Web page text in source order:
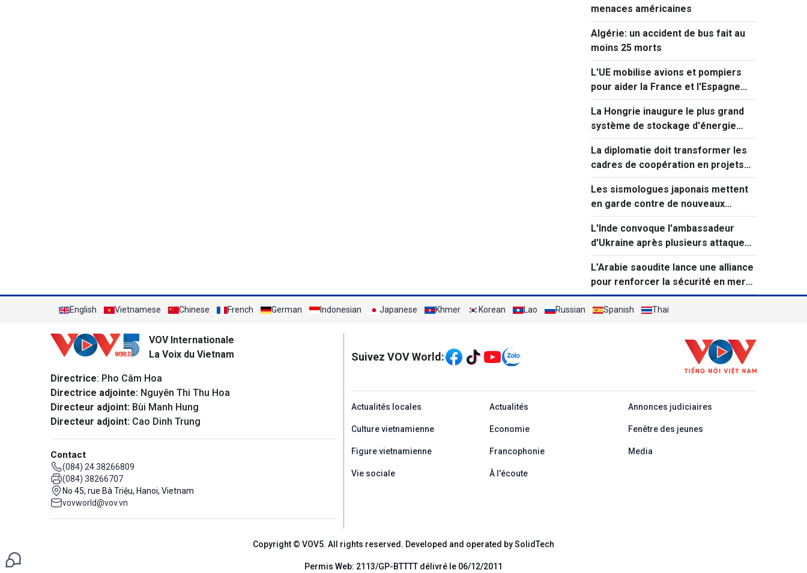
menaces américaines
Algérie: un accident de bus fait au
moins 25 morts
L'UE mobilise avions et pompiers
pour aider la France et l'Espagne
face aux incendies
La Hongrie inaugure le plus grand
système de stockage d'énergie
d'Europe centrale
La diplomatie doit transformer les
cadres de coopération en projets
concrets
Les sismologues japonais mettent
en garde contre de nouveaux
séismes majeurs après celui de
Kumamoto
L'Inde convoque l'ambassadeur
d'Ukraine après plusieurs attaques
visant des navires marchands en
mer Noire.
L’Arabie saoudite lance une alliance
pour renforcer la sécurité en mer
Rouge
English Vietnamese Chinese French German Indonesian Japanese Khmer Korean Lao Russian Spanish Thai
VOV Internationale
La Voix du Vietnam
Directrice: Pho Câm Hoa
Directrice adjointe: Nguyên Thi Thu Hoa
Directeur adjoint: Bùi Manh Hung
Directeur adjoint: Cao Dinh Trung
Contact
(084) 24 38266809
(084) 38266707
No 45, rue Bà Triệu, Hanoi, Vietnam
vovworld@vov.vn
Mạng xã hội
Suivez VOV World:
menu footer tiếng Pháp
Actualités locales Actualités Annonces judiciaires
Culture vietnamienne Economie Fenêtre des jeunes
Figure vietnamienne Francophonie Media
Vie sociale À l'écoute
Copyright © VOV5. All rights reserved. Developed and operated by SolidTech
Permis Web: 2113/GP-BTTTT délivré le 06/12/2011